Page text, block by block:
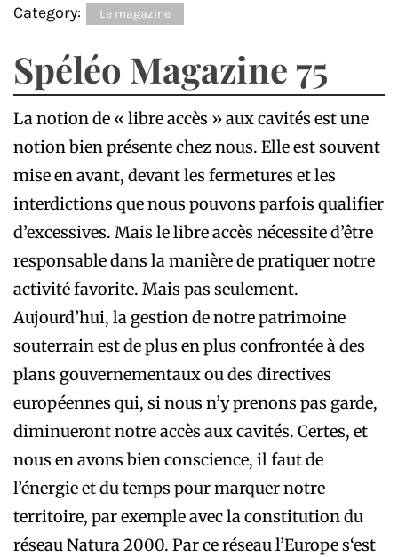
Category: Le magazine
Spéléo Magazine 75
La notion de « libre accès » aux cavités est une
notion bien présente chez nous. Elle est souvent
mise en avant, devant les fermetures et les
interdictions que nous pouvons parfois qualifier
d’excessives. Mais le libre accès nécessite d’être
responsable dans la manière de pratiquer notre
activité favorite. Mais pas seulement.
Aujourd’hui, la gestion de notre patrimoine
souterrain est de plus en plus confrontée à des
plans gouvernementaux ou des directives
européennes qui, si nous n’y prenons pas garde,
diminueront notre accès aux cavités. Certes, et
nous en avons bien conscience, il faut de
l’énergie et du temps pour marquer notre
territoire, par exemple avec la constitution du
réseau Natura 2000. Par ce réseau l’Europe s‘est